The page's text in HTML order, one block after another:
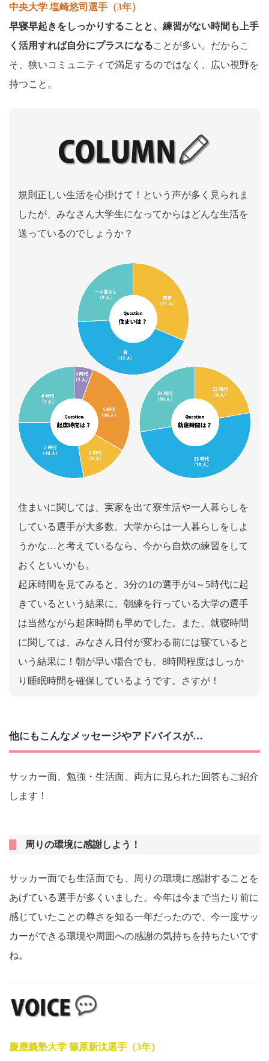
中央大学 塩崎悠司選手（3年）
早寝早起きをしっかりすることと、練習がない時間も上手
く活用すれば自分にプラスになることが多い。だからこ
そ、狭いコミュニティで満足するのではなく、広い視野を
持つこと。
規則正しい生活を心掛けて！という声が多く見られま
したが、みなさん大学生になってからはどんな生活を
送っているのでしょうか？
住まいに関しては、実家を出て寮生活や一人暮らしを
している選手が大多数。大学からは一人暮らしをしよ
うかな…と考えているなら、今から自炊の練習をして
おくといいかも。
起床時間を見てみると、3分の1の選手が4～5時代に起
きているという結果に。朝練を行っている大学の選手
は当然ながら起床時間も早めでした。また、就寝時間
に関しては、みなさん日付が変わる前には寝ていると
いう結果に！朝が早い場合でも、8時間程度はしっか
り睡眠時間を確保しているようです。さすが！
他にもこんなメッセージやアドバイスが…
サッカー面、勉強・生活面、両方に見られた回答もご紹介
します！
周りの環境に感謝しよう！
サッカー面でも生活面でも、周りの環境に感謝することを
あげている選手が多くいました。今年は今まで当たり前に
感じていたことの尊さを知る一年だったので、今一度サッ
カーができる環境や周囲への感謝の気持ちを持ちたいです
ね。
慶應義塾大学 篠原新汰選手（3年）